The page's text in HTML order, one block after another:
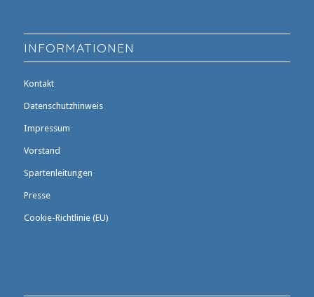
INFORMATIONEN
Kontakt
Datenschutzhinweis
Impressum
Vorstand
Spartenleitungen
Presse
Cookie-Richtlinie (EU)